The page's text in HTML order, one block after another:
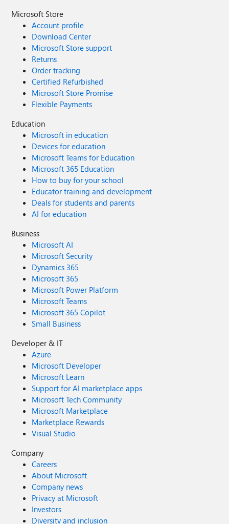
Microsoft Store
Account profile
Download Center
Microsoft Store support
Returns
Order tracking
Certified Refurbished
Microsoft Store Promise
Flexible Payments
Education
Microsoft in education
Devices for education
Microsoft Teams for Education
Microsoft 365 Education
How to buy for your school
Educator training and development
Deals for students and parents
AI for education
Business
Microsoft AI
Microsoft Security
Dynamics 365
Microsoft 365
Microsoft Power Platform
Microsoft Teams
Microsoft 365 Copilot
Small Business
Developer & IT
Azure
Microsoft Developer
Microsoft Learn
Support for AI marketplace apps
Microsoft Tech Community
Microsoft Marketplace
Marketplace Rewards
Visual Studio
Company
Careers
About Microsoft
Company news
Privacy at Microsoft
Investors
Diversity and inclusion